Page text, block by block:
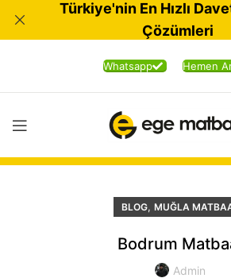
Whatsapp Hemen
BLOG, MUĞLA
Bodrum
Admin
Türkiye'nin En Hızlı
Çözümleri